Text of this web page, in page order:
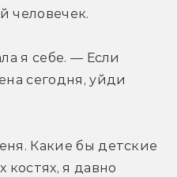
человечек.
я себе. — Если
сегодня, уйди
Какие бы детские
костях, я давно